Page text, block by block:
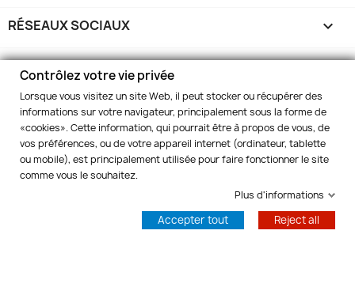
RÉSEAUX SOCIAUX 
MARELBO EUROPE 
VOTRE COMPTE 
INFORMATIONS keyboard_arrow_down
Contrôlez votre vie privée
Lorsque vous visitez un site Web, il peut stocker ou récupérer des
informations sur votre navigateur, principalement sous la forme de
«cookies». Cette information, qui pourrait être à propos de vous, de
vos préférences, ou de votre appareil internet (ordinateur, tablette
ou mobile), est principalement utilisée pour faire fonctionner le site
comme vous le souhaitez.
Plus d'informations
Accepter tout Reject all